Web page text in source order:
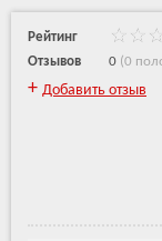
Рейтинг
Отзывов
0 (0
+ Добавить отзыв